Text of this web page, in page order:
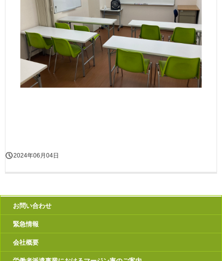
2024年06月04日
お問い合わせ
緊急情報
会社概要